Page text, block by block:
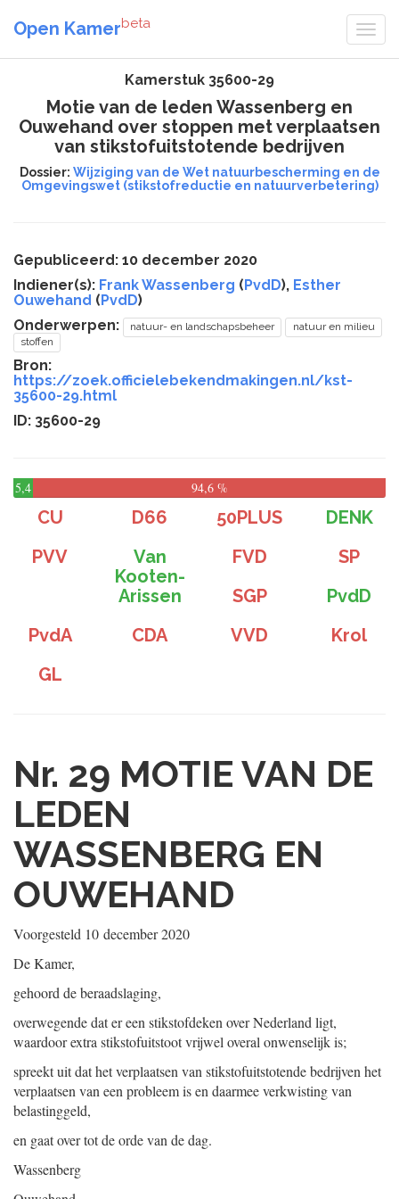
Open Kamerbeta
Kamerstuk 35600-29
Motie van de leden Wassenberg en
Ouwehand over stoppen met verplaatsen
van stikstofuitstotende bedrijven
Dossier: Wijziging van de Wet natuurbescherming en de
Omgevingswet (stikstofreductie en natuurverbetering)
Gepubliceerd: 10 december 2020
Indiener(s): Frank Wassenberg (PvdD), Esther
Ouwehand (PvdD)
Onderwerpen:
natuur- en landschapsbeheer
natuur en milieu
stoffen
Bron:
https://zoek.officielebekendmakingen.nl/kst-
35600-29.html
ID: 35600-29
5,4
94,6 %
CU D66 50PLUS
DENK
PVV
Van
Kooten-
Arissen
FVD
SP
SGP
PvdD
PvdA
CDA VVD
Krol
GL
Nr. 29 MOTIE VAN DE
LEDEN
WASSENBERG EN
OUWEHAND
Voorgesteld 10 december 2020
De Kamer,
gehoord de beraadslaging,
overwegende dat er een stikstofdeken over Nederland ligt,
waardoor extra stikstofuitstoot vrijwel overal onwenselijk is;
spreekt uit dat het verplaatsen van stikstofuitstotende bedrijven het
verplaatsen van een probleem is en daarmee verkwisting van
belastinggeld,
en gaat over tot de orde van de dag.
Wassenberg